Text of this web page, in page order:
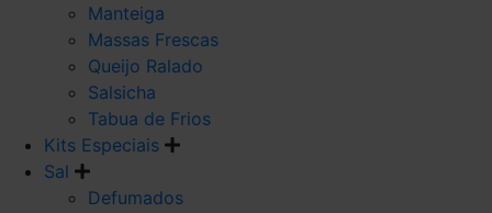
Manteiga
Massas Frescas
Queijo Ralado
Salsicha
Tabua de Frios
Kits Especiais
Sal
Defumados